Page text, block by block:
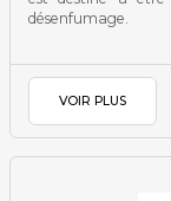
désenfumage.
VOIR PLUS